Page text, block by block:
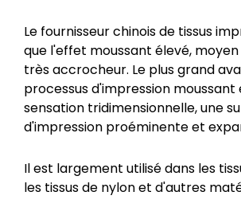
Le fournisseur chinois de tissus
que l'effet moussant élevé,
très accrocheur. Le plus grand
processus d'impression
sensation tridimensionnelle, une
d'impression proéminente et
Il est largement utilisé dans les
les tissus de nylon et d'autres